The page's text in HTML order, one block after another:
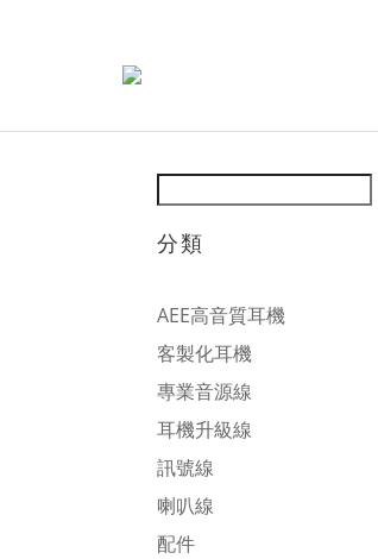
分類
AEE高音質耳機
客製化耳機
專業音源線
耳機升級線
訊號線
喇叭線
配件